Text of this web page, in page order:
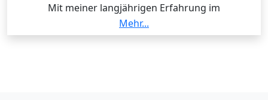
Mit meiner langjährigen Erfahrung im
Sprachunterricht und meiner fundierten
pädagogischen Ausbildung bin ich überzeugt, einen
Mehr...